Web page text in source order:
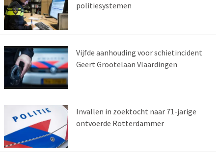
politiesystemen
Vijfde aanhouding voor schietincident
Geert Grootelaan Vlaardingen
Invallen in zoektocht naar 71-jarige
ontvoerde Rotterdammer